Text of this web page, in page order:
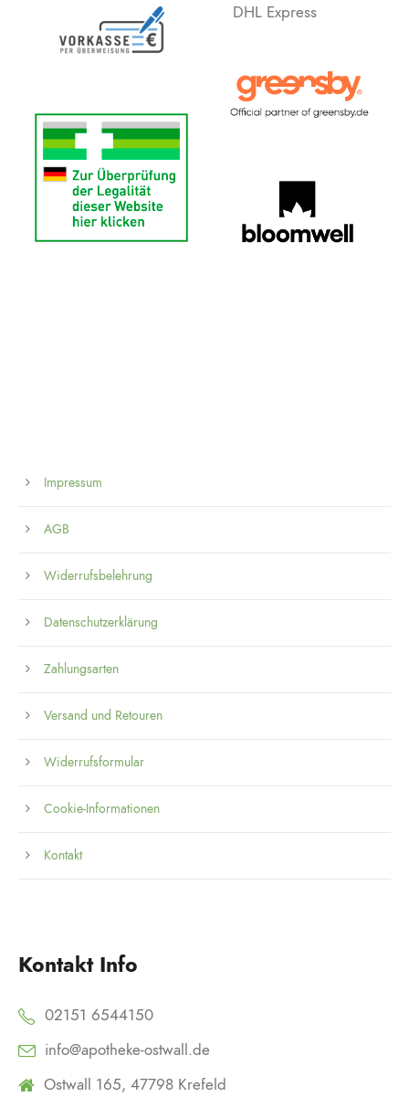
DHL Express
Impressum
AGB
Widerrufsbelehrung
Datenschutzerklärung
Zahlungsarten
Versand und Retouren
Widerrufsformular
Cookie-Informationen
Kontakt
Kontakt Info
02151 6544150
info@apotheke-ostwall.de
Ostwall 165, 47798 Krefeld